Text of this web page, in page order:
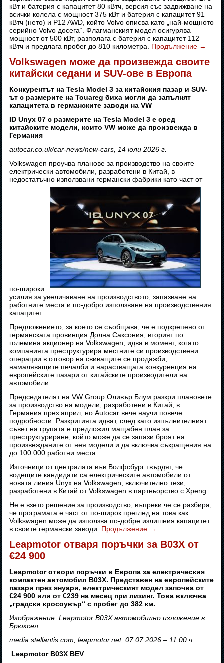
кВт и батерия с капацитет 80 кВтч, версия със задвижване на
всички колела с мощност 375 кВт и батерия с капацитет 91
кВтч (нето) и P12 AWD, който Volvo описва като „най-мощното
серийно Volvo досега“. Флагманският модел осигурява
мощност от 500 кВт, разполага с батерия с капацитет 112
кВтч и предлага пробег до 810 километра. Продължение →
Volkswagen може да произвежда своите
китайски седани и SUV-ове в Европа
Конкурентът на Tesla Model 3 за китайския пазар и SUV-
ът с размерите на Touareg биха могли да запълнят
капацитета в германските заводи на VW
ID Unyx 07 с размерите на Tesla Model 3 е сред
китайските модели, които VW може да произвежда в
Германия
autocar.co.uk/car-news/new-cars, 14 юли 2026 г.
Volkswagen проучва планове за производство на своите
електрически автомобили, разработени в Китай, в
недостатъчно използвани германски фабрики като част от
по-широки
усилия за увеличаване на производството, запазване на
работните места и по-добро използване на производствения
капацитет.
Предложението, за което се съобщава, че е подкрепено от
германската провинция Долна Саксония, вторият по
големина акционер на Volkswagen, идва в момент, когато
компанията преструктурира местните си производствени
операции в отговор на свиващите се продажби,
намаляващите печалби и нарастващата конкуренция на
европейските пазари от китайските производители на
автомобили.
Председателят на VW Group Оливър Блум разкри плановете
за производство на модели, разработени в Китай, в
Германия през април, но Autocar вече научи повече
подробности. Разкритията идват, след като изпълнителният
съвет на групата е предложил мащабен план за
преструктуриране, който може да се запази броят на
произвежданите от нея модели и да включва съкращения на
до 100 000 работни места.
Източници от централата във Волфсбург твърдят, че
водещите кандидати са електрическите автомобили от
новата линия Unyx на Volkswagen, включително тези,
разработени в Китай от Volkswagen в партньорство с Xpeng.
Не е взето решение за производство, въпреки че се разбира,
че програмата е част от по-широк преглед на това как
Volkswagen може да използва по-добре излишния капацитет
в своите германски заводи. Продължение →
Leapmotor отваря поръчки за B03X от
€24 900
Leapmotor отвори поръчки в Европа за електрическия
компактен автомобил B03X. Представен на европейските
пазари през януари, електрическият модел започва от
€24 900 или от €239 на месец при лизинг. Това включва
„градски кросоувър“ с пробег до 382 км.
Изображение: Leapmotor B03X автомобилно изложение в
Брюксел
media.stellantis.com, leapmotor.net, 07.07.2026 – 11:00 ч.
Leapmotor B03X BEV